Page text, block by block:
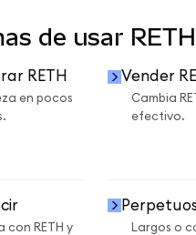
de usar
RETH
en pocos
Vender
Cambia
efectivo.
con RETH y
Largos o